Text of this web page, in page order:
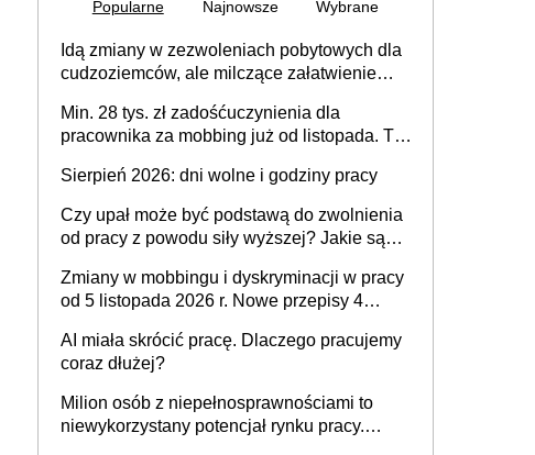
Popularne Najnowsze Wybrane
Idą zmiany w zezwoleniach pobytowych dla
cudzoziemców, ale milczące załatwienie
Min. 28 tys. zł zadośćuczynienia dla
pracownika za mobbing już od listopada. To
zespołu
Sierpień 2026: dni wolne i godziny pracy
Czy upał może być podstawą do zwolnienia
od pracy z powodu siły wyższej? Jakie są
Zmiany w mobbingu i dyskryminacji w pracy
od 5 listopada 2026 r. Nowe przepisy 4
Ustaw
AI miała skrócić pracę. Dlaczego pracujemy
coraz dłużej?
Milion osób z niepełnosprawnościami to
niewykorzystany potencjał rynku pracy.